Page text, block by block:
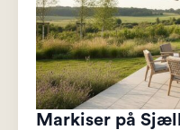
Markiser på